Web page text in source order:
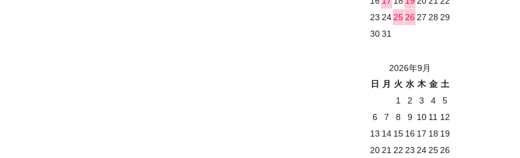
23 24 25 26 27 28 29
3031
2026年9月
日
月 火 水 木 金 土
1
2 3 4
5
6
7 8 9 10 11 12
13 14 15 16 17 18 19
20 21 22 23 24 25 26